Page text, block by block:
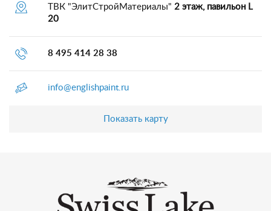
ТВК "ЭлитСтройМатериалы" 2 этаж, павильон L
20
8 495 414 28 38
info@englishpaint.ru
Показать карту